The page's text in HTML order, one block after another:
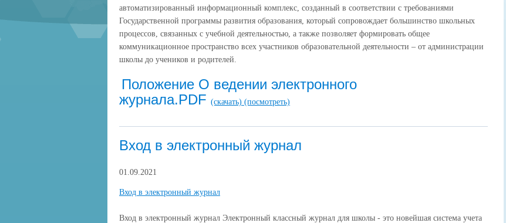
автоматизированный информационный комплекс, созданный в соответствии с требованиями
Государственной программы развития образования, который сопровождает большинство школьных
процессов, связанных с учебной деятельностью, а также позволяет формировать общее
коммуникационное пространство всех участников образовательной деятельности – от администрации
школы до учеников и родителей.
Положение О ведении электронного
журнала.PDF (скачать) (посмотреть)
Вход в электронный журнал
01.09.2021
Вход в электронный журнал
Вход в электронный журнал Электронный классный журнал для школы - это новейшая система учета